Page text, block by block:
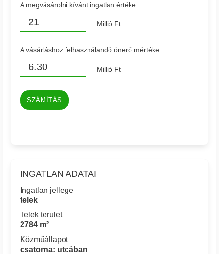
A megvásárolni kívánt ingatlan értéke:
Millió Ft
A vásárláshoz felhasználandó önerő mértéke:
Millió Ft
SZÁMÍTÁS
INGATLAN ADATAI
Ingatlan jellege
telek
Telek terület
2784 m²
Közműállapot
csatorna: utcában